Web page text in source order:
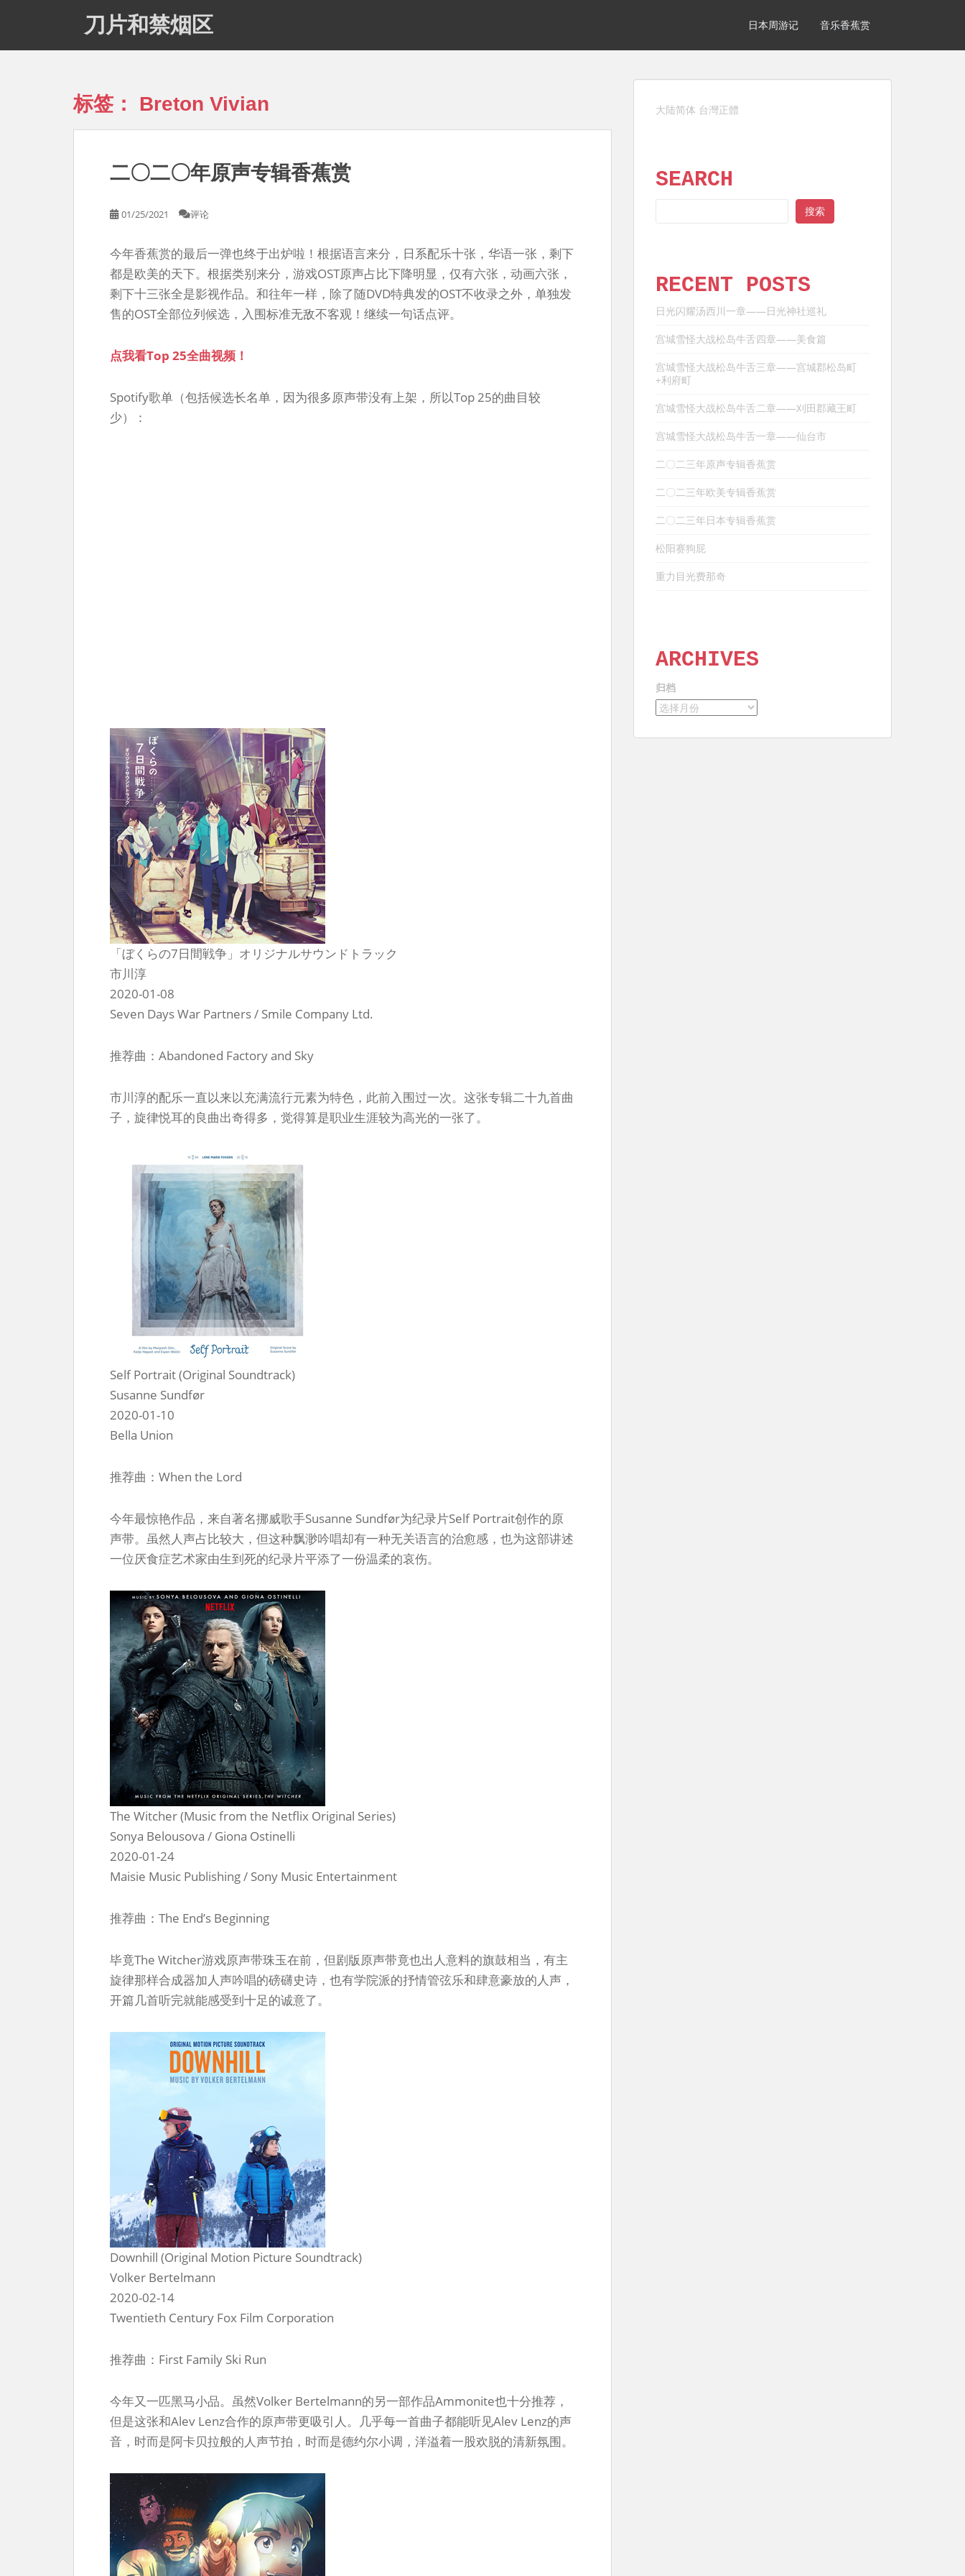
刀片和禁烟区 日本周游记 音乐香蕉赏
标签： Breton Vivian
二〇二〇年原声专辑香蕉赏
01/25/2021 评论
今年香蕉赏的最后一弹也终于出炉啦！根据语言来分，日系配乐十张，华语一张，剩下
都是欧美的天下。根据类别来分，游戏OST原声占比下降明显，仅有六张，动画六张，
剩下十三张全是影视作品。和往年一样，除了随DVD特典发的OST不收录之外，单独发
售的OST全部位列候选，入围标准无敌不客观！继续一句话点评。
点我看Top 25全曲视频！
Spotify歌单（包括候选长名单，因为很多原声带没有上架，所以Top 25的曲目较
少）：
「ぼくらの7日間戦争」オリジナルサウンドトラック
市川淳
2020-01-08
Seven Days War Partners / Smile Company Ltd.
推荐曲：Abandoned Factory and Sky
市川淳的配乐一直以来以充满流行元素为特色，此前入围过一次。这张专辑二十九首曲
子，旋律悦耳的良曲出奇得多，觉得算是职业生涯较为高光的一张了。
Self Portrait (Original Soundtrack)
Susanne Sundfør
2020-01-10
Bella Union
推荐曲：When the Lord
今年最惊艳作品，来自著名挪威歌手Susanne Sundfør为纪录片Self Portrait创作的原
声带。虽然人声占比较大，但这种飘渺吟唱却有一种无关语言的治愈感，也为这部讲述
一位厌食症艺术家由生到死的纪录片平添了一份温柔的哀伤。
The Witcher (Music from the Netflix Original Series)
Sonya Belousova / Giona Ostinelli
2020-01-24
Maisie Music Publishing / Sony Music Entertainment
推荐曲：The End’s Beginning
毕竟The Witcher游戏原声带珠玉在前，但剧版原声带竟也出人意料的旗鼓相当，有主
旋律那样合成器加人声吟唱的磅礴史诗，也有学院派的抒情管弦乐和肆意豪放的人声，
开篇几首听完就能感受到十足的诚意了。
Downhill (Original Motion Picture Soundtrack)
Volker Bertelmann
2020-02-14
Twentieth Century Fox Film Corporation
推荐曲：First Family Ski Run
今年又一匹黑马小品。虽然Volker Bertelmann的另一部作品Ammonite也十分推荐，
但是这张和Alev Lenz合作的原声带更吸引人。几乎每一首曲子都能听见Alev Lenz的声
音，时而是阿卡贝拉般的人声节拍，时而是德约尔小调，洋溢着一股欢脱的清新氛围。
大陆简体 台灣正體
SEARCH
搜索
RECENT POSTS
日光闪耀汤西川一章——日光神社巡礼
宫城雪怪大战松岛牛舌四章——美食篇
宫城雪怪大战松岛牛舌三章——宫城郡松岛町
+利府町
宫城雪怪大战松岛牛舌二章——刈田郡藏王町
宫城雪怪大战松岛牛舌一章——仙台市
二〇二三年原声专辑香蕉赏
二〇二三年欧美专辑香蕉赏
二〇二三年日本专辑香蕉赏
松阳赛狗屁
重力目光费那奇
ARCHIVES
归档